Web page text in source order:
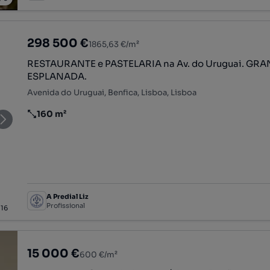
16
298 500 €1865,63 €/m²
RESTAURANTE e PASTELARIA na Av. do Uruguai.
ESPLANADA.
Avenida do Uruguai, Benfica, Lisboa, Lisboa
Preço por metro quadrado
160 m²
A Predial Liz
Profissional
15 000 €600 €/m²